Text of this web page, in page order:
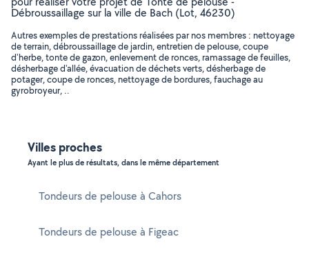
Débroussaillage sur la ville de Bach (Lot, 46230)
Autres exemples de prestations réalisées par nos membres : nettoyage
de terrain, débroussaillage de jardin, entretien de pelouse, coupe
d'herbe, tonte de gazon, enlevement de ronces, ramassage de feuilles,
désherbage d'allée, évacuation de déchets verts, désherbage de
potager, coupe de ronces, nettoyage de bordures, fauchage au
gyrobroyeur, ..
Villes proches
Ayant le plus de résultats, dans le même département
Tondeurs de pelouse à Cahors
Tondeurs de pelouse à Figeac